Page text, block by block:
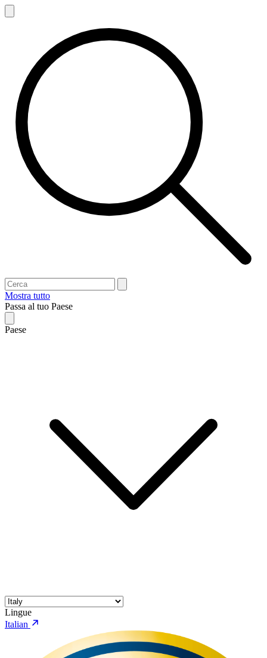
Mostra tutto
Passa al tuo Paese
Paese
Lingue
Italian